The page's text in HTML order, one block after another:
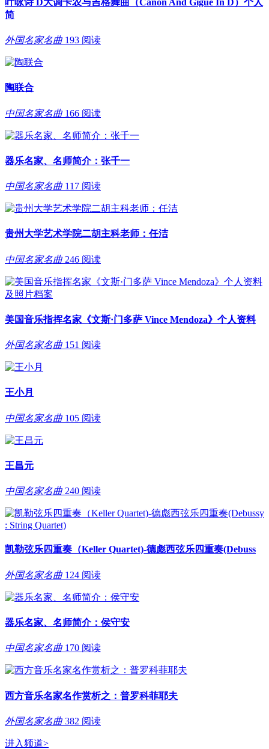
简
外国名家名曲 193 阅读
陶联合
中国名家名曲 166 阅读
器乐名家、名师简介：张千一
中国名家名曲 117 阅读
贵州大学艺术学院二胡主科老师：任洁
中国名家名曲 246 阅读
美国音乐指挥名家《文斯·门多萨 Vince Mendoza》个人资料
外国名家名曲 151 阅读
王小月
中国名家名曲 105 阅读
王昌元
中国名家名曲 240 阅读
凯勒弦乐四重奏（Keller Quartet)-德彪西弦乐四重奏(Debuss
外国名家名曲 124 阅读
器乐名家、名师简介：侯守安
中国名家名曲 170 阅读
西方音乐名家名作赏析之：普罗科菲耶夫
外国名家名曲 382 阅读
进入频道>